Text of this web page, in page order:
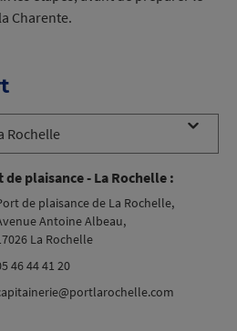
Charente.
de plaisance - La Rochelle :
de plaisance de La Rochelle,
Antoine Albeau,
La Rochelle
46 44 41 20